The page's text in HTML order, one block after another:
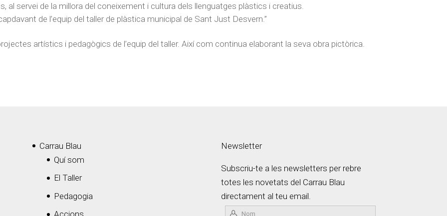
al servei de la millora del coneixement i cultura dels llenguatges plàstics i creatius.
de l’equip del taller de plàstica municipal de Sant Just Desvern.”
artístics i pedagògics de l’equip del taller. Així com continua elaborant la seva obra pictòrica.
Carrau Blau
Quí som
El Taller
Pedagogia
Newsletter
Subscriu-te a les newsletters per rebre
totes les novetats del Carrau Blau
directament al teu email.